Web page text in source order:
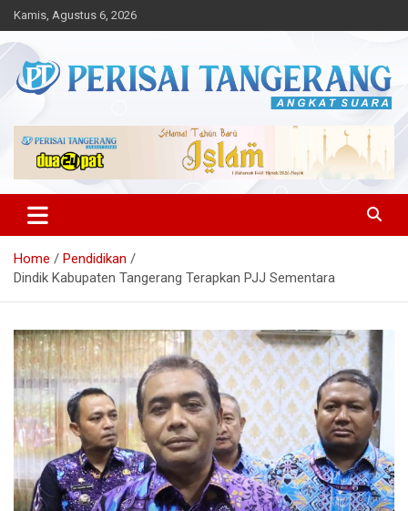
Skip
to
content
Kamis, Agustus 6, 2026
Perisai Tangerang – Angkat
Suara
Home
Pendidikan
Dindik Kabupaten Tangerang Terapkan PJJ Sementara